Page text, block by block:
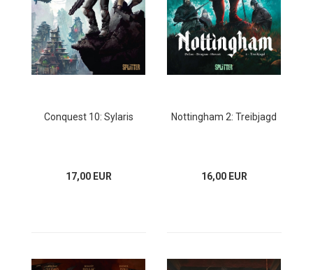
Conquest 10: Sylaris
17,00 EUR
Nottingham 2: Treibjagd
16,00 EUR